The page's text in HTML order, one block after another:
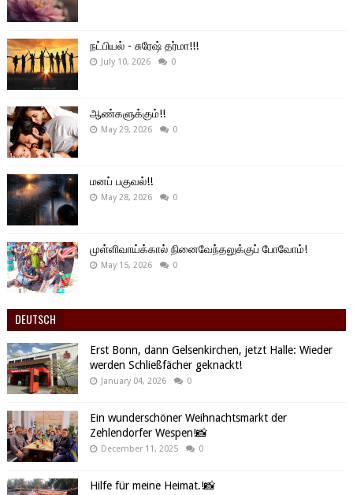
நட்பியல் - சுரேஷ் தர்மா!!!
July 10, 2026 0
ஆண்களுக்கும்!!
May 29, 2026 0
மனப் பகுவல்!!
May 28, 2026 0
முள்ளிவாய்க்கால் நினைவேந்தலுக்குப் போவோம்!
May 15, 2026 0
DEUTSCH
Erst Bonn, dann Gelsenkirchen, jetzt Halle: Wieder
werden Schließfächer geknackt!
January 04, 2026 0
Ein wunderschöner Weihnachtsmarkt der
Zehlendorfer Wespen!📸
December 11, 2025 0
Hilfe für meine Heimat.!📸